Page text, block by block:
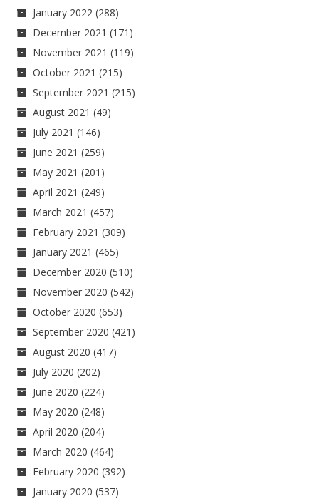
January 2022 (288)
December 2021 (171)
November 2021 (119)
October 2021 (215)
September 2021 (215)
August 2021 (49)
July 2021 (146)
June 2021 (259)
May 2021 (201)
April 2021 (249)
March 2021 (457)
February 2021 (309)
January 2021 (465)
December 2020 (510)
November 2020 (542)
October 2020 (653)
September 2020 (421)
August 2020 (417)
July 2020 (202)
June 2020 (224)
May 2020 (248)
April 2020 (204)
March 2020 (464)
February 2020 (392)
January 2020 (537)